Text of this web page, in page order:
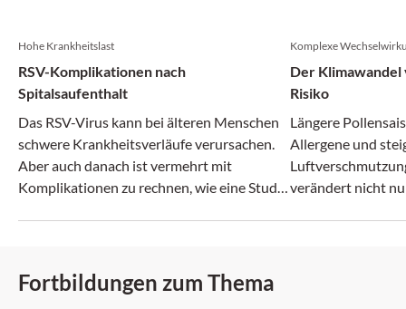
Hohe Krankheitslast
RSV-Komplikationen nach
Spitalsaufenthalt
Das RSV-Virus kann bei älteren Menschen
schwere Krankheitsverläufe verursachen.
Aber auch danach ist vermehrt mit
Komplikationen zu rechnen, wie eine Studie
Komplexe
Der
Risiko
Längere
Allergene und
verändert nicht
Fortbildungen zum Thema